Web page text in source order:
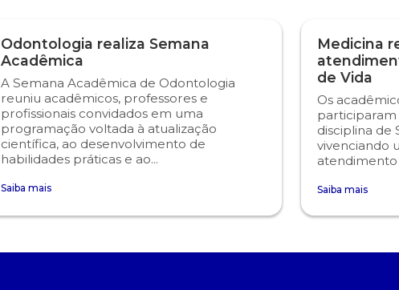
Odontologia realiza Semana
Acadêmica
A Semana Acadêmica de Odontologia
reuniu acadêmicos, professores e
profissionais convidados em uma
programação voltada à atualização
científica, ao desenvolvimento de
habilidades práticas e ao...
Saiba mais
Medicina
de Vida
Os
participaram
disciplina de
vivenciando
atendimento
Saiba mais